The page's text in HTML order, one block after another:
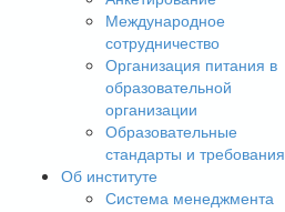
Международное
сотрудничество
Организация питания в
образовательной
организации
Образовательные
стандарты и требования
Об институте
Система менеджмента